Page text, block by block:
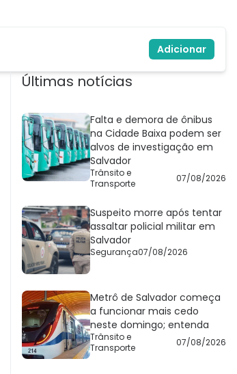
Adicionar
Últimas notícias
Falta e demora de ônibus
na Cidade Baixa podem ser
alvos de investigação em
Salvador
Trânsito e
Transporte
07/08/2026
Suspeito morre após tentar
assaltar policial militar em
Salvador
Segurança07/08/2026
Metrô de Salvador começa
a funcionar mais cedo
neste domingo; entenda
Trânsito e
Transporte
07/08/2026